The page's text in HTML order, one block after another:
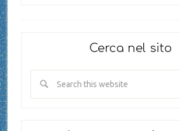
Cerca nel sito